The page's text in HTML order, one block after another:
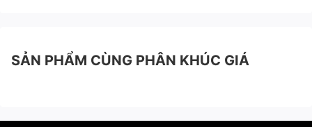
SẢN PHẨM CÙNG PHÂN KHÚC GIÁ